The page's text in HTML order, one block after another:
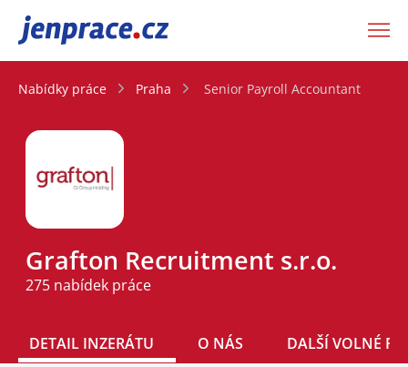
JenPráce.cz
Nabídky práce Praha Senior Payroll Accountant
Grafton Recruitment s.r.o.
275 nabídek práce
DETAIL INZERÁTU O NÁS DALŠÍ VOLNÉ